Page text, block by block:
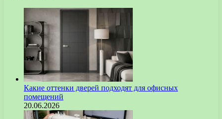
Какие оттенки дверей подходят для офисных
помещений
20.06.2026